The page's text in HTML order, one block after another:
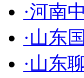
·河南
·山东
·山东